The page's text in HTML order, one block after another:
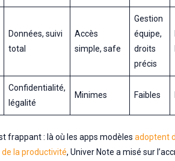
Données, suivi
total
Accès
simple, safe
Gestion
équipe,
droits
précis
Confidentialité,
légalité
Minimes Faibles
frappant : là où les apps modèles adoptent
la productivité, Univer Note a misé sur